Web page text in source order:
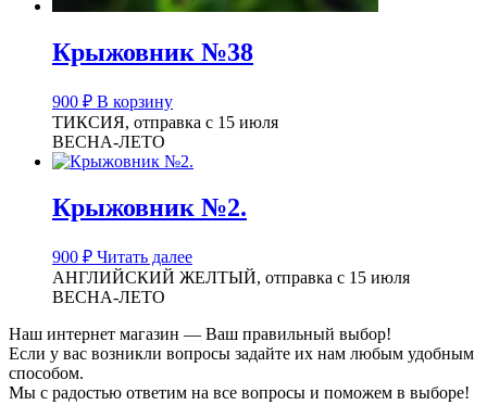
Крыжовник №38
900 ₽ В корзину
ТИКСИЯ, отправка с 15 июля
ВЕСНА-ЛЕТО
Крыжовник №2.
900 ₽ Читать далее
АНГЛИЙСКИЙ ЖЕЛТЫЙ, отправка с 15 июля
ВЕСНА-ЛЕТО
Наш интернет магазин — Ваш правильный выбор!
Если у вас возникли вопросы задайте их нам любым удобным
способом.
Мы с радостью ответим на все вопросы и поможем в выборе!